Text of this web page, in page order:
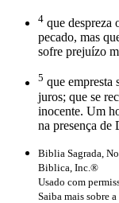
4 que despreza
pecado, mas
sofre prejuízo
5 que empresta
juros; que se
inocente. Um
na presença de
Biblia Sagrada,
Biblica, Inc.®
Usado com
Saiba mais sobre